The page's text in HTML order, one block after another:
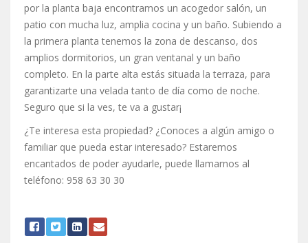
por la planta baja encontramos un acogedor salón, un
patio con mucha luz, amplia cocina y un baño. Subiendo a
la primera planta tenemos la zona de descanso, dos
amplios dormitorios, un gran ventanal y un baño
completo. En la parte alta estás situada la terraza, para
garantizarte una velada tanto de día como de noche.
Seguro que si la ves, te va a gustar¡
¿Te interesa esta propiedad? ¿Conoces a algún amigo o
familiar que pueda estar interesado? Estaremos
encantados de poder ayudarle, puede llamarnos al
teléfono: 958 63 30 30